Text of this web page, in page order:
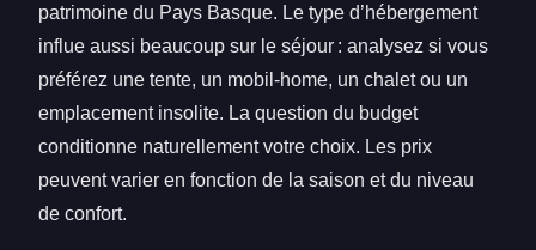
patrimoine du Pays Basque. Le type d’hébergement
influe aussi beaucoup sur le séjour : analysez si vous
préférez une tente, un mobil-home, un chalet ou un
emplacement insolite. La question du budget
conditionne naturellement votre choix. Les prix
peuvent varier en fonction de la saison et du niveau
de confort.